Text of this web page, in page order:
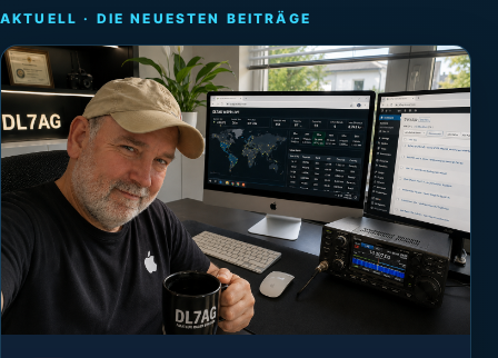
AKTUELL · DIE NEUESTEN BEITRÄGE